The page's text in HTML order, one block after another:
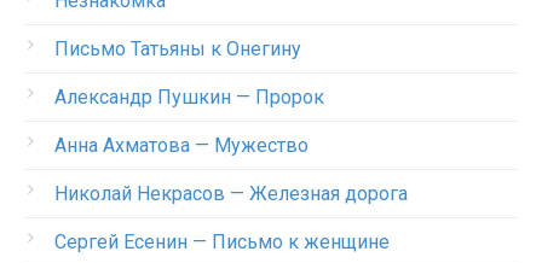
Письмо Татьяны к Онегину
Александр Пушкин — Пророк
Анна Ахматова — Мужество
Николай Некрасов — Железная дорога
Сергей Есенин — Письмо к женщине